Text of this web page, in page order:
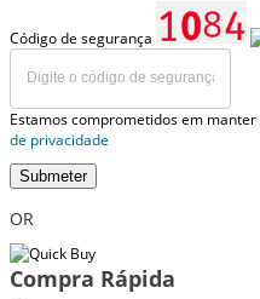
Código de segurança
Estamos comprometidos em
de privacidade
Submeter
OR
Compra Rápida